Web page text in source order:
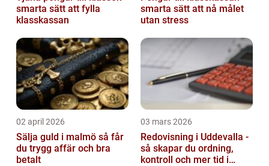
smarta sätt att fylla
klasskassan
smarta sätt att nå målet
utan stress
02 april 2026
Sälja guld i malmö så får
du trygg affär och bra
betalt
03 mars 2026
Redovisning i Uddevalla -
så skapar du ordning,
kontroll och mer tid i